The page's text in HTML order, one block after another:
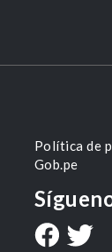
Política de
Gob.pe